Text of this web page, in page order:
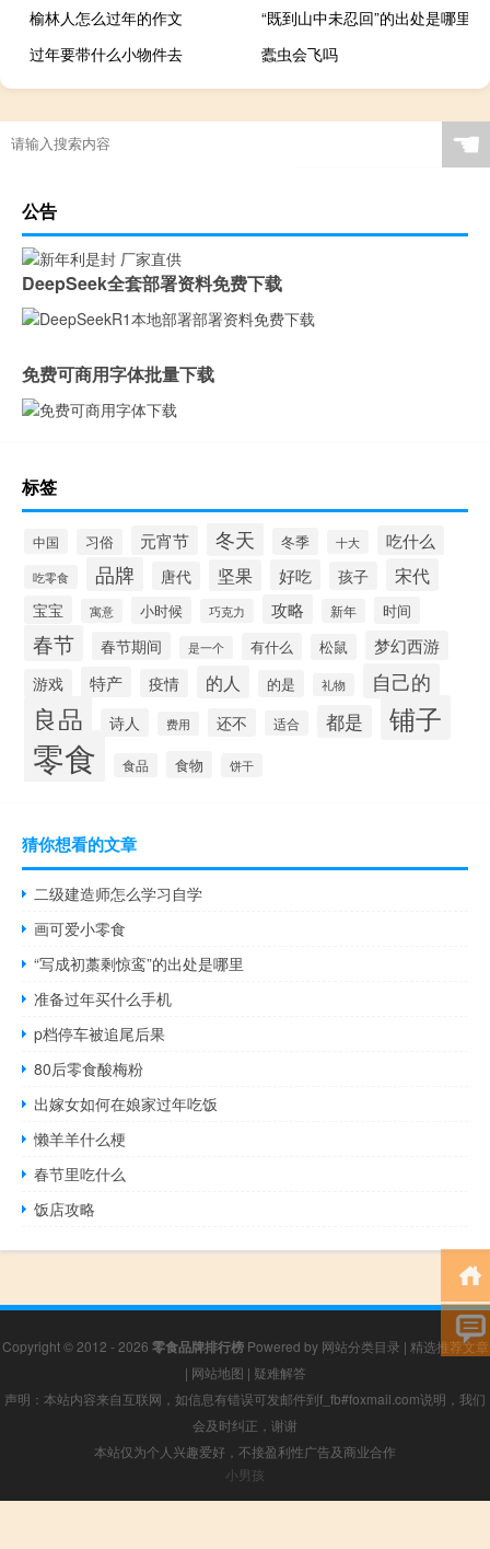
榆林人怎么过年的作文
“既到山中未忍回”的出处是哪里
过年要带什么小物件去
蠹虫会飞吗
☚
公告
DeepSeek全套部署资料免费下载
免费可商用字体批量下载
标签
中国 习俗 元宵节 冬天 冬季 十大 吃什么
吃零食 品牌 唐代 坚果 好吃 孩子 宋代
宝宝 寓意 小时候 巧克力 攻略 新年 时间
春节 春节期间 是一个 有什么 松鼠 梦幻西游
游戏 特产 疫情 的人 的是 礼物 自己的
良品 诗人 费用 还不 适合 都是 铺子
零食 食品 食物 饼干
猜你想看的文章
二级建造师怎么学习自学
画可爱小零食
“写成初藁剩惊鸾”的出处是哪里
准备过年买什么手机
p档停车被追尾后果
80后零食酸梅粉
出嫁女如何在娘家过年吃饭
懒羊羊什么梗
春节里吃什么
饭店攻略
Copyright © 2012 - 2026 零食品牌排行榜Powered by 网站分类目录 | 精选推荐文章
| 网站地图 | 疑难解答
声明：本站内容来自互联网，如信息有错误可发邮件到f_fb#foxmail.com说明，我们
会及时纠正，谢谢
本站仅为个人兴趣爱好，不接盈利性广告及商业合作
小男孩